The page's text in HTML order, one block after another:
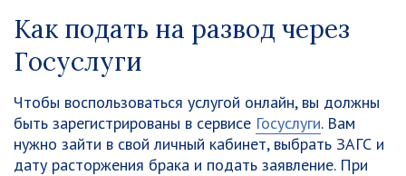
Как подать на развод через
Госуслуги
Чтобы воспользоваться услугой онлайн, вы должны
быть зарегистрированы в сервисе Госуслуги. Вам
нужно зайти в свой личный кабинет, выбрать ЗАГС и
дату расторжения брака и подать заявление. При